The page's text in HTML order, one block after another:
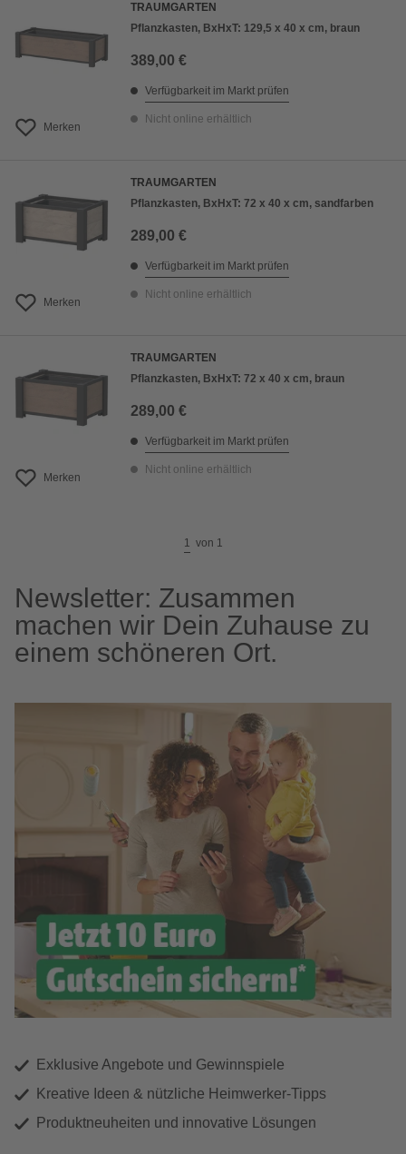
Merken
TRAUMGARTEN
Pflanzkasten, BxHxT: 129,5 x 40 x cm, braun
389,00 €
Verfügbarkeit im Markt prüfen
Nicht online erhältlich
Merken
TRAUMGARTEN
Pflanzkasten, BxHxT: 72 x 40 x cm, sandfarben
289,00 €
Verfügbarkeit im Markt prüfen
Nicht online erhältlich
Merken
TRAUMGARTEN
Pflanzkasten, BxHxT: 72 x 40 x cm, braun
289,00 €
Verfügbarkeit im Markt prüfen
Nicht online erhältlich
1 von 1
Newsletter: Zusammen
machen wir Dein Zuhause zu
einem schöneren Ort.
Exklusive Angebote und Gewinnspiele
Kreative Ideen & nützliche Heimwerker-Tipps
Produktneuheiten und innovative Lösungen